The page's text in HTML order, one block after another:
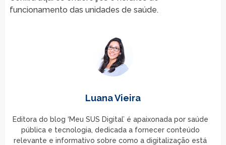
funcionamento das unidades de saúde.
Luana Vieira
Editora do blog ‘Meu SUS Digital’ é apaixonada por saúde
pública e tecnologia, dedicada a fornecer conteúdo
relevante e informativo sobre como a digitalização está